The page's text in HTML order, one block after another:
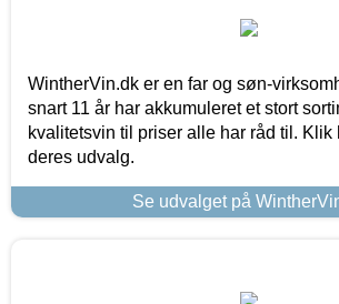
WintherVin.dk er en far og søn-
snart 11 år har akkumuleret et stort
kvalitetsvin til priser alle har råd til. Klik
deres udvalg.
Se udvalget på